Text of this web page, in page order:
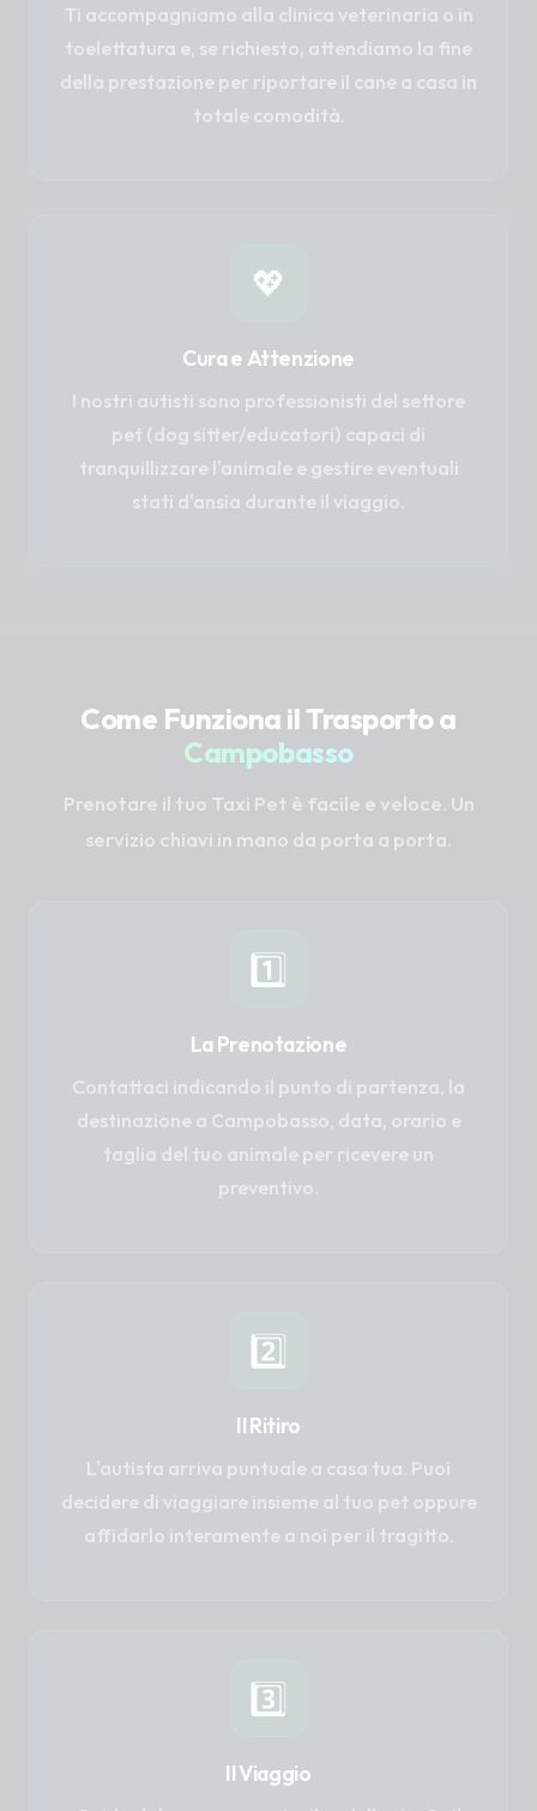
Ti accompagniamo alla clinica veterinaria o in
toelettatura e, se richiesto, attendiamo la fine
della prestazione per riportare il cane a casa in
totale comodità.
💖
Cura e Attenzione
I nostri autisti sono professionisti del settore
pet (dog sitter/educatori) capaci di
tranquillizzare l'animale e gestire eventuali
stati d'ansia durante il viaggio.
Come Funziona il Trasporto a
Campobasso
Prenotare il tuo Taxi Pet è facile e veloce. Un
servizio chiavi in mano da porta a porta.
1️⃣
La Prenotazione
Contattaci indicando il punto di partenza, la
destinazione a Campobasso, data, orario e
taglia del tuo animale per ricevere un
preventivo.
2️⃣
Il Ritiro
L'autista arriva puntuale a casa tua. Puoi
decidere di viaggiare insieme al tuo pet oppure
affidarlo interamente a noi per il tragitto.
3️⃣
Il Viaggio